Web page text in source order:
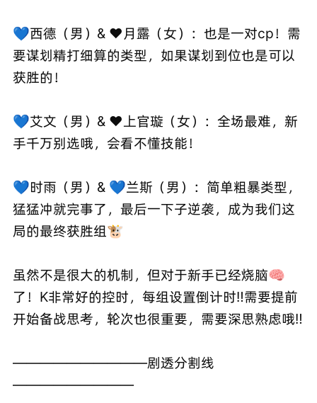
💙西德（男）& ❤️月露（女）：也是一对cp！需
要谋划精打细算的类型，如果谋划到位也是可以
获胜的！
💙艾文（男）& ❤️上官璇（女）：全场最难，新
手千万别选哦，会看不懂技能！
💙时雨（男）& 💙兰斯（男）：简单粗暴类型，
猛猛冲就完事了，最后一下子逆袭，成为我们这
局的最终获胜组🐮
虽然不是很大的机制，但对于新手已经烧脑🧠
了！K非常好的控时，每组设置倒计时‼️需要提前
开始备战思考，轮次也很重要，需要深思熟虑哦‼️
——————————剧透分割线
—————————